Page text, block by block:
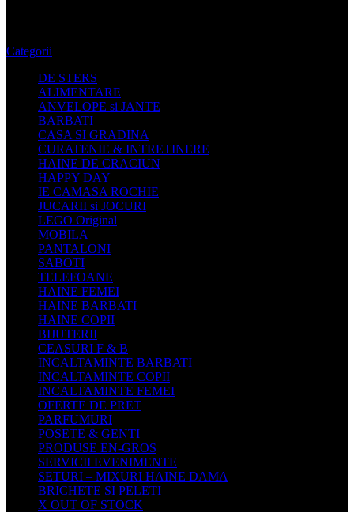
Categorii
DE STERS
ALIMENTARE
ANVELOPE si JANTE
BARBATI
CASA SI GRADINA
CURATENIE & INTRETINERE
HAINE DE CRACIUN
HAPPY DAY
IE CAMASA ROCHIE
JUCARII si JOCURI
LEGO Original
MOBILA
PANTALONI
SABOTI
TELEFOANE
HAINE FEMEI
HAINE BARBATI
HAINE COPII
BIJUTERII
CEASURI F & B
INCALTAMINTE BARBATI
INCALTAMINTE COPII
INCALTAMINTE FEMEI
OFERTE DE PRET
PARFUMURI
POSETE & GENTI
PRODUSE EN-GROS
SERVICII EVENIMENTE
SETURI – MIXURI HAINE DAMA
BRICHETE SI PELETI
X OUT OF STOCK